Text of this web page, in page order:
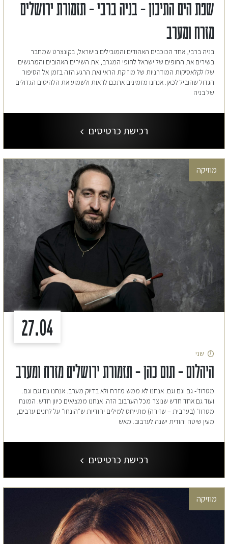
שפת הים התיכון – בניה ברבי – תזמורת ירושלים
מזרח ומערב
בניה ברבי, אחד הכוכבים האהודים והמובילים בישראל, בקונצרט שמחבר
בשירים את החופים של ישראל לחופי המגרב, את השירים האהובים והמרגשים
שלו לקלאסיקות המודרניות של מוזיקת הראי ואת הרגע הזה בזמן אל הסיפור
הגדול שהוביל לכאן. אנחנו מזמינים אתכם לראות ולשמוע את הלהיטים הגדולים
של בניה
רכישת כרטיסים
27.04
מוזיקה
שני
היהלום – תום כהן – תזמורת ירושלים מזרח ומערב
מטרוז׳- גם וגם וגם. אנחנו לא ממש מזרח ולא בדיוק מערב. אנחנו גם וגם וגם.
ועוד גם אחד חדש שנוצר מכל הערבוב הזה. אנחנו ממציאים כיוון חדש. המונח
מטרוז׳ (בערבית – שזירה) מתייחס למילים יהודיות ש״הונחו״ על לחנים ערבים,
מעין שיטה יהודית ישנה לערבוב. מאש
רכישת כרטיסים
מוזיקה